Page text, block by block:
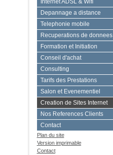
Internet ADSL & Wifi
Depannage a distance
Telephonie mobile
Recuperations de donnees
Formation et Initiation
Conseil d'achat
Consulting
Tarifs des Prestations
Salon et Evenementiel
Creation de Sites Internet
Nos References Clients
Contact
Plan du site
Version imprimable
Contact